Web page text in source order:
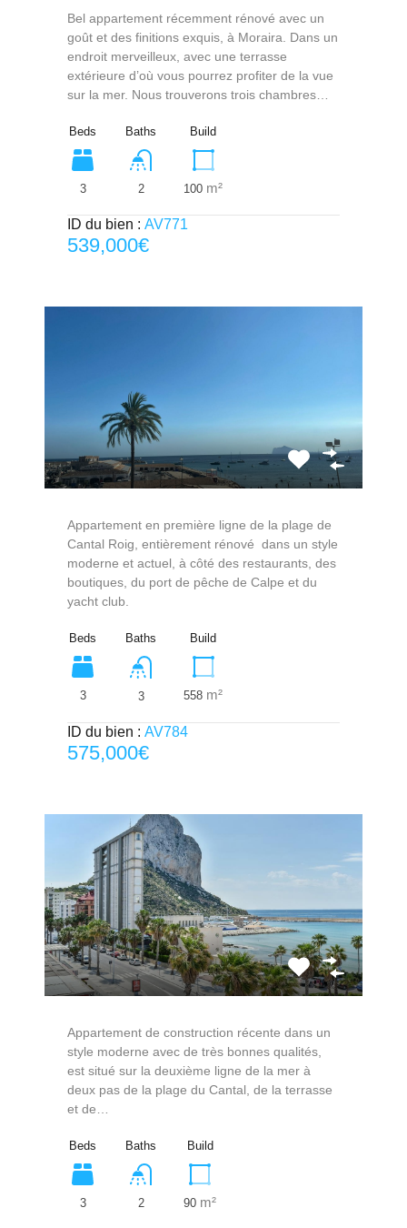
Bel appartement récemment rénové avec un
goût et des finitions exquis, à Moraira. Dans un
endroit merveilleux, avec une terrasse
extérieure d’où vous pourrez profiter de la vue
sur la mer. Nous trouverons trois chambres…
Beds
3
Baths
2
Build
100 m²
ID du bien : AV771
539,000€
Appartement en première ligne de la plage de
Cantal Roig, entièrement rénové dans un style
moderne et actuel, à côté des restaurants, des
boutiques, du port de pêche de Calpe et du
yacht club.
Beds
3
Baths
3
Build
558 m²
ID du bien : AV784
575,000€
Appartement de construction récente dans un
style moderne avec de très bonnes qualités,
est situé sur la deuxième ligne de la mer à
deux pas de la plage du Cantal, de la terrasse
et de…
Beds
3
Baths
2
Build
90 m²